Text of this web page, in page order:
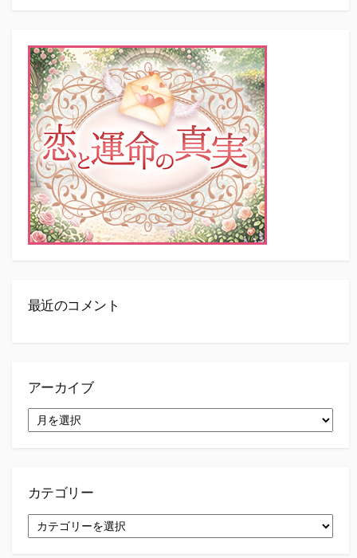
最近のコメント
アーカイブ
ー
カテゴリー
テ